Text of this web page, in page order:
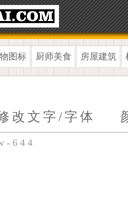
图标 厨师美食 房屋建筑
改文字/字体
644